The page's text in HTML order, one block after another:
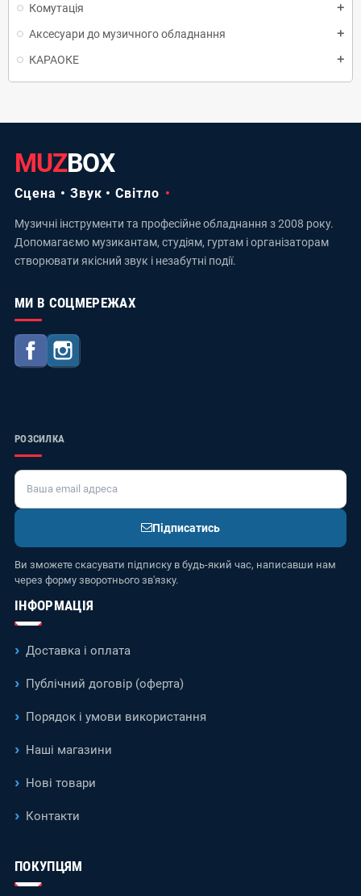
Комутація add
Аксесуари до музичного обладнання add
КАРАОКЕ add
MUZBOX
Сцена • Звук • Світло
Музичні інструменти та професійне обладнання з 2008 року.
Допомагаємо музикантам, студіям, гуртам і організаторам
створювати якісний звук і незабутні події.
МИ В СОЦМЕРЕЖАХ
Facebook
РОЗСИЛКА
Підписатись
Ви зможете скасувати підписку в будь-який час, написавши нам
через форму зворотнього зв'язку.
ІНФОРМАЦІЯ
Доставка і оплата
Публічний договір (оферта)
Порядок і умови використання
Наші магазини
Нові товари
Контакти
ПОКУПЦЯМ